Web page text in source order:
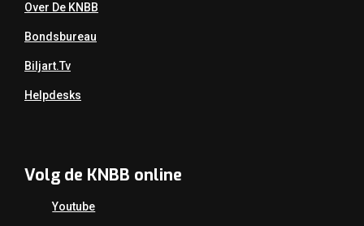
Over De KNBB
Bondsbureau
Biljart.tv
Helpdesks
Volg de KNBB online
Youtube